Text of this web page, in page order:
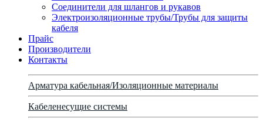
Соединители для шлангов и рукавов
Электроизоляционные трубы/Трубы для защиты
кабеля
Прайс
Производители
Контакты
Арматура кабельная/Изоляционные материалы
Кабеленесущие системы